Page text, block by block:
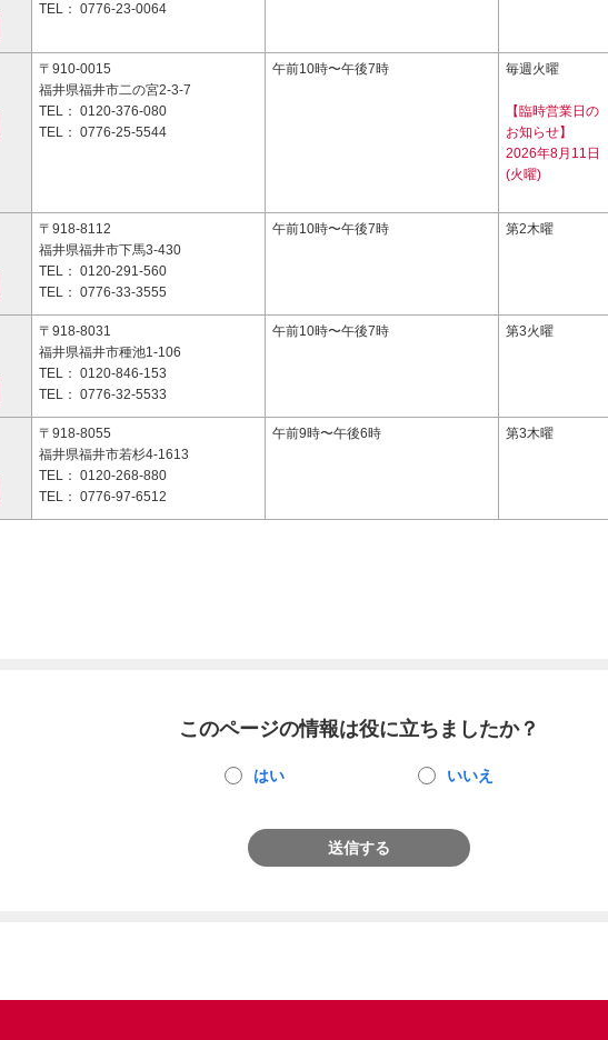
TEL： 0776-23-0064
〒910-0015
福井県福井市二の宮2-3-7
TEL： 0120-376-080
TEL： 0776-25-5544
午前10時〜午後7時 毎週火曜
【臨時営業日の
お知らせ】
2026年8月11日
(火曜)
〒918-8112
福井県福井市下馬3-430
TEL： 0120-291-560
TEL： 0776-33-3555
午前10時〜午後7時 第2木曜
〒918-8031
福井県福井市種池1-106
TEL： 0120-846-153
TEL： 0776-32-5533
午前10時〜午後7時 第3火曜
〒918-8055
福井県福井市若杉4-1613
TEL： 0120-268-880
TEL： 0776-97-6512
午前9時〜午後6時 第3木曜
このページの情報は役に立ちましたか？
はい いいえ
送信する